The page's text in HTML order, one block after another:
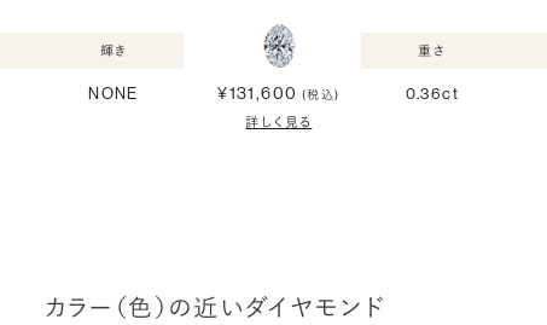
輝き
NONE ¥131,600 (税込)
詳しく見る
重さ
0.36ct
カラー（色）の近いダイヤモンド